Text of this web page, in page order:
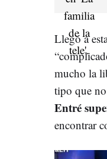
Llegó a
mucho la
tipo que
Entré
encontrar